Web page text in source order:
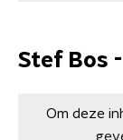
Stef Bos
Om deze